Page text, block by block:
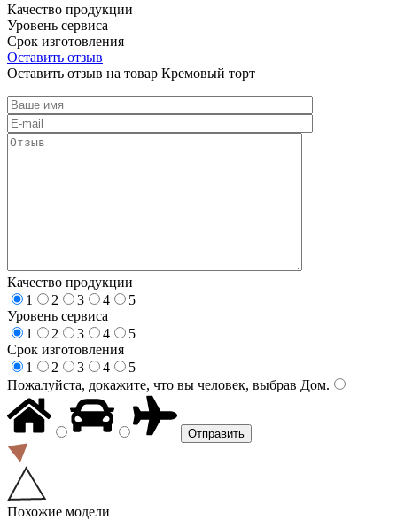
Качество продукции
Уровень сервиса
Срок изготовления
Оставить отзыв
Оставить отзыв на товар Кремовый торт
Качество продукции
1
2 3 4
5
Уровень сервиса
1
2 3 4
5
Срок изготовления
1
2 3 4
5
Пожалуйста, докажите, что вы человек, выбрав Дом.
Похожие модели